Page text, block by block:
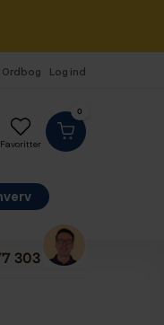
Ordbog Log ind
0
Favoritter
303